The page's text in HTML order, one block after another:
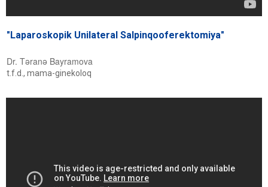
"Laparoskopik Unilateral Salpinqooferektomiya"
Dr. Təranə Bayramova
t.f.d., mama-ginekoloq